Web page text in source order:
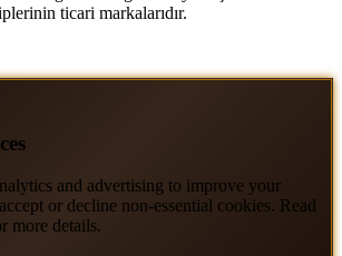
ticari markalarıdır.
and advertising to improve your
or decline non-essential cookies. Read
more details.